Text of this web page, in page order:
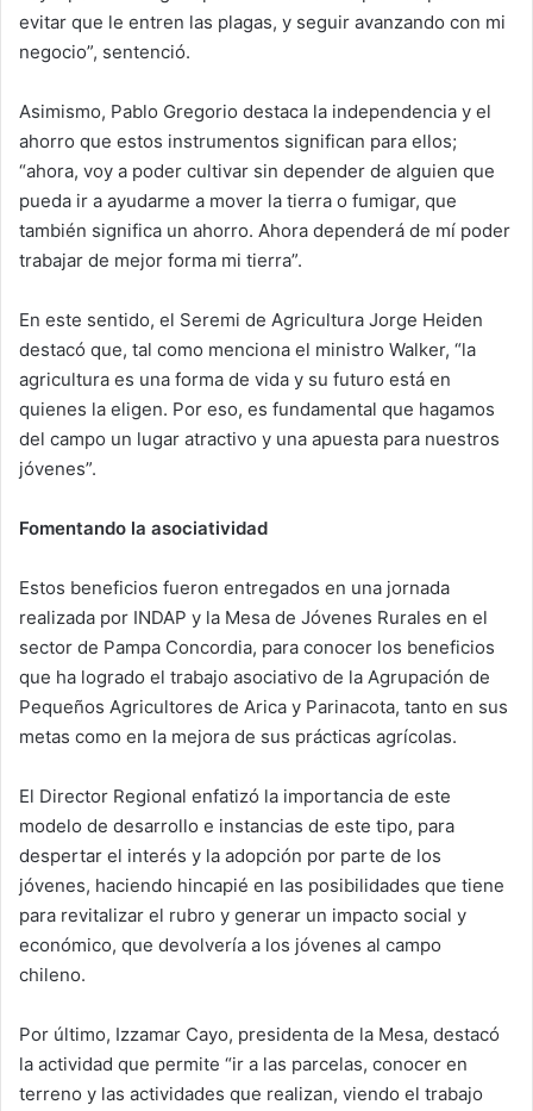
evitar que le entren las plagas, y seguir avanzando con mi
negocio”, sentenció.
Asimismo, Pablo Gregorio destaca la independencia y el
ahorro que estos instrumentos significan para ellos;
“ahora, voy a poder cultivar sin depender de alguien que
pueda ir a ayudarme a mover la tierra o fumigar, que
también significa un ahorro. Ahora dependerá de mí poder
trabajar de mejor forma mi tierra”.
En este sentido, el Seremi de Agricultura Jorge Heiden
destacó que, tal como menciona el ministro Walker, “la
agricultura es una forma de vida y su futuro está en
quienes la eligen. Por eso, es fundamental que hagamos
del campo un lugar atractivo y una apuesta para nuestros
jóvenes”.
Fomentando la asociatividad
Estos beneficios fueron entregados en una jornada
realizada por INDAP y la Mesa de Jóvenes Rurales en el
sector de Pampa Concordia, para conocer los beneficios
que ha logrado el trabajo asociativo de la Agrupación de
Pequeños Agricultores de Arica y Parinacota, tanto en sus
metas como en la mejora de sus prácticas agrícolas.
El Director Regional enfatizó la importancia de este
modelo de desarrollo e instancias de este tipo, para
despertar el interés y la adopción por parte de los
jóvenes, haciendo hincapié en las posibilidades que tiene
para revitalizar el rubro y generar un impacto social y
económico, que devolvería a los jóvenes al campo
chileno.
Por último, Izzamar Cayo, presidenta de la Mesa, destacó
la actividad que permite “ir a las parcelas, conocer en
terreno y las actividades que realizan, viendo el trabajo